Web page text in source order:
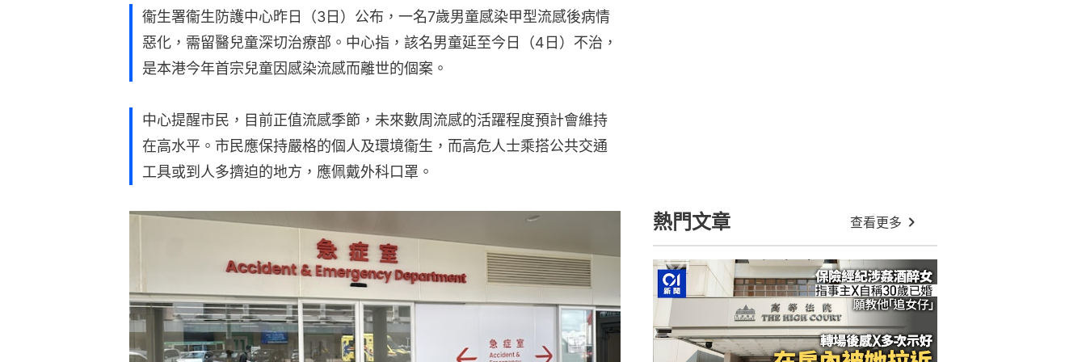
​衞生署衞生防護中心昨日（3日）公布，一名7歲男童感染甲型流感後病情
惡化，需留醫兒童深切治療部。中心指，該名男童延至今日（4日）不治，
是本港今年首宗兒童因感染流感而離世的個案。
中心提醒市民，目前正值流感季節，未來數周流感的活躍程度預計會維持
在高水平。市民應保持嚴格的個人及環境衞生，而高危人士乘搭公共交通
工具或到人多擠迫的地方，應佩戴外科口罩。
熱門文章 查看更多